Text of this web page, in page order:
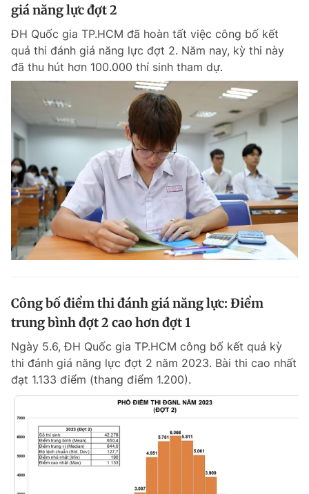
giá năng lực đợt 2
ĐH Quốc gia TP.HCM đã hoàn tất việc công bố kết
quả thi đánh giá năng lực đợt 2. Năm nay, kỳ thi này
đã thu hút hơn 100.000 thí sinh tham dự.
Công bố điểm thi đánh giá năng lực: Điểm
trung bình đợt 2 cao hơn đợt 1
Ngày 5.6, ĐH Quốc gia TP.HCM công bố kết quả kỳ
thi đánh giá năng lực đợt 2 năm 2023. Bài thi cao nhất
đạt 1.133 điểm (thang điểm 1.200).